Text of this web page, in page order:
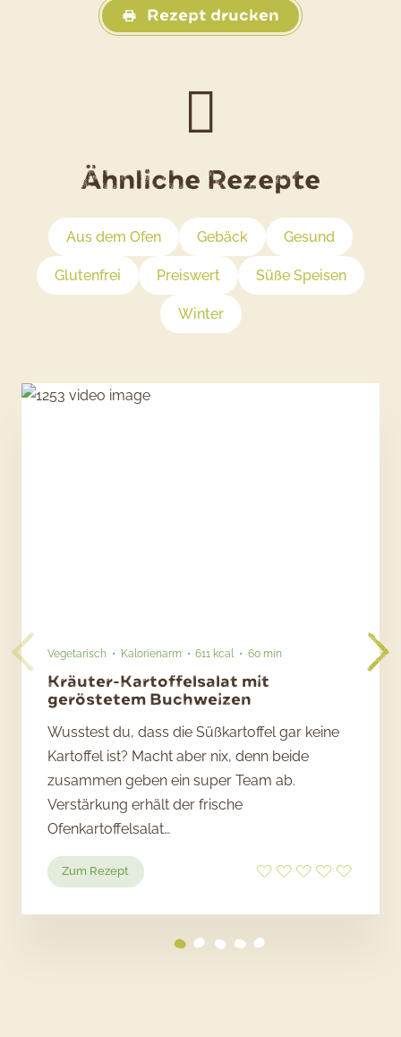
Rezept drucken
Ähnliche Rezepte
Aus dem Ofen Gebäck Gesund
Glutenfrei Preiswert Süße Speisen
Winter
Vegetarisch Kalorienarm 611 kcal 60 min
Kräuter-Kartoffelsalat mit
geröstetem Buchweizen
Wusstest du, dass die Süßkartoffel gar keine
Kartoffel ist? Macht aber nix, denn beide
zusammen geben ein super Team ab.
Verstärkung erhält der frische
Ofenkartoffelsalat…
Zum Rezept
Kräuter-
geröstetem